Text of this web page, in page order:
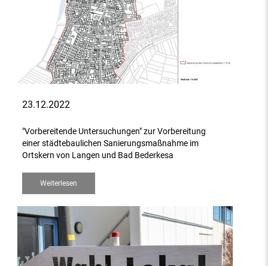
23.12.2022
"Vorbereitende Untersuchungen" zur Vorbereitung
einer städtebaulichen Sanierungsmaßnahme im
Ortskern von Langen und Bad Bederkesa
Weiterlesen